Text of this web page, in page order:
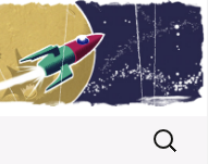
Buscar: